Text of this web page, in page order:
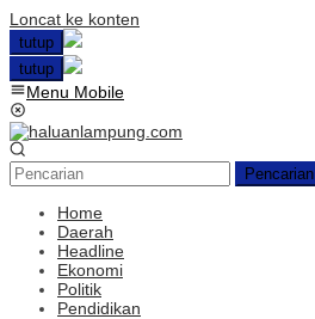
Loncat ke konten
tutup
tutup
Menu Mobile
Pencarian
Home
Daerah
Headline
Ekonomi
Politik
Pendidikan